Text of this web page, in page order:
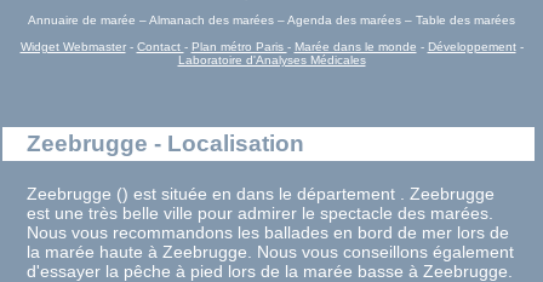
Annuaire de marée – Almanach des marées – Agenda des marées – Table des marées
Widget Webmaster- Contact - Plan métro Paris - Marée dans le monde - Développement-
Laboratoire d'Analyses Médicales
Zeebrugge - Localisation
Zeebrugge () est située en dans le département . Zeebrugge
est une très belle ville pour admirer le spectacle des marées.
Nous vous recommandons les ballades en bord de mer lors de
la marée haute à Zeebrugge. Nous vous conseillons également
d'essayer la pêche à pied lors de la marée basse à Zeebrugge.